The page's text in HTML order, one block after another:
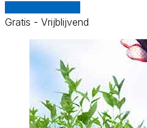
Gratis - Vrijblijvend